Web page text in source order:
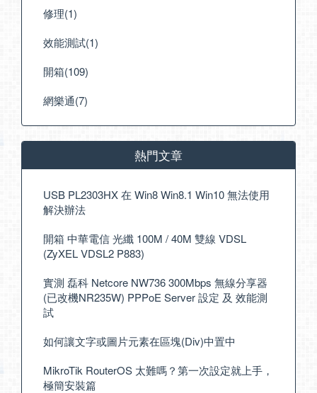
修理(1)
效能測試(1)
開箱(109)
網樂通(7)
熱門文章
USB PL2303HX 在 Win8 Win8.1 Win10 無法使用
解決辦法
開箱 中華電信 光纖 100M / 40M 雙線 VDSL
(ZyXEL VDSL2 P883)
實測 磊科 Netcore NW736 300Mbps 無線分享器
(已改機NR235W) PPPoE Server 設定 及 效能測
試
如何讓文字或圖片元素在區塊(Div)中置中
MikroTik RouterOS 太難嗎？第一次設定就上手，
極簡安裝篇